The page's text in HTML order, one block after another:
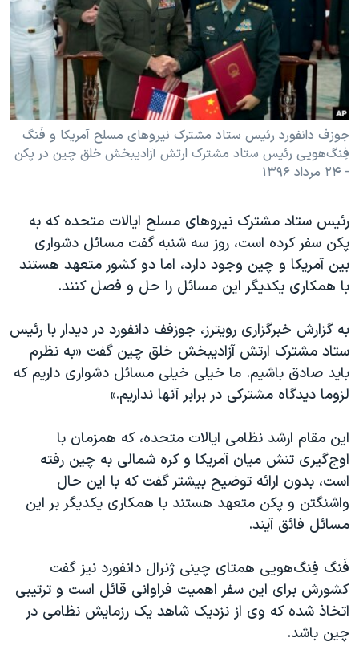
فرهنگ و زندگی
حقوق شهروندی
اقتصادی
علم و فناوری
اسرائیل در جنگ
گالری عکس
مستندها
انتخابات ریاست جمهوری آمریکا ۲۰۲۴
حمله جمهوری اسلامی به اسرائیل
رمز مهسا
ورزش زنان در ایران
اعتراضات زن، زندگی، آزادی
تریبونال مردمی آبان ۹۸
دادگاه حمید نوری
چهل سال گروگان‌گیری
اعتراضات مردمی آبان ۹۸
اسرائیل در جنگ
نرگس محمدی برنده جایزه نوبل صلح
صفحه‌های ویژه
سفر پرزیدنت ترامپ به چین
دنبال کنید
زبانهای مختلف
جوزف دانفورد رئیس ستاد مشترک نیروهای مسلح آمریکا و فَنگ
فِنگ‌هویی رئیس ستاد مشترک ارتش آزادیبخش خلق چین در پکن
- ۲۴ مرداد ۱۳۹۶
رئیس ستاد مشترک نیروهای مسلح ایالات متحده که به
پکن سفر کرده است، روز سه شنبه گفت مسائل دشواری
بین آمریکا و چین وجود دارد، اما دو کشور متعهد هستند
با همکاری یکدیگر این مسائل را حل و فصل کنند.
به گزارش خبرگزاری رویترز، جوزفف دانفورد در دیدار با رئیس
ستاد مشترک ارتش آزادیبخش خلق چین گفت «به نظرم
باید صادق باشیم. ما خیلی خیلی مسائل دشواری داریم که
لزوما دیدگاه مشترکی در برابر آنها نداریم.»
این مقام ارشد نظامی ایالات متحده، که همزمان با
اوج‌گیری تنش میان آمریکا و کره شمالی به چین رفته
است، بدون ارائه توضیح بیشتر گفت که با این حال
واشنگتن و پکن متعهد هستند با همکاری یکدیگر بر این
مسائل فائق آیند.
فَنگ فِنگ‌هویی همتای چینی ژنرال دانفورد نیز گفت
کشورش برای این سفر اهمیت فراوانی قائل است و ترتیبی
اتخاذ شده که وی از نزدیک شاهد یک رزمایش نظامی در
چین باشد.